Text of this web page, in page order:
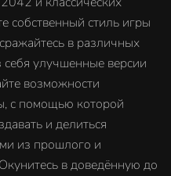
собственный стиль игры
в различных
улучшенные версии
возможности
с помощью которой
и делиться
из прошлого и
в доведённую до